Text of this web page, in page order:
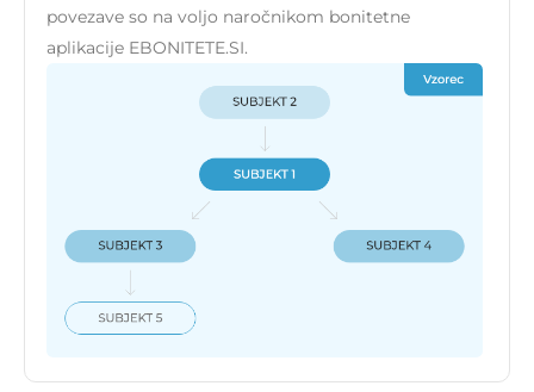
povezave so na voljo naročnikom bonitetne
aplikacije EBONITETE.SI.